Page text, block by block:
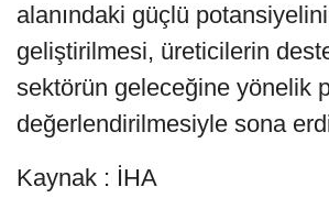
alanındaki güçlü
geliştirilmesi, üreticilerin
sektörün geleceğine yönelik
değerlendirilmesiyle sona
Kaynak : İHA